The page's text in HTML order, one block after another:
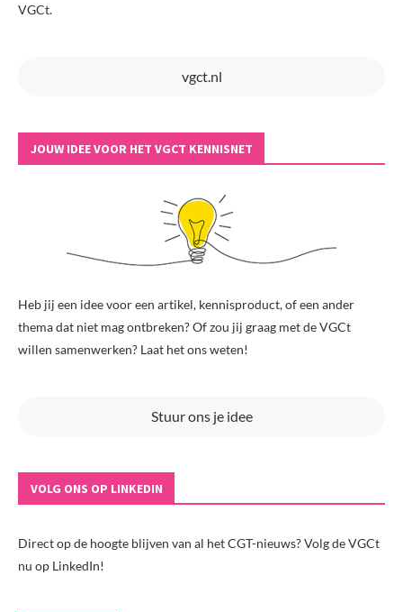
VGCt.
vgct.nl
JOUW IDEE VOOR HET VGCT KENNISNET
Heb jij een idee voor een artikel, kennisproduct, of een ander
thema dat niet mag ontbreken? Of zou jij graag met de VGCt
willen samenwerken? Laat het ons weten!
Stuur ons je idee
VOLG ONS OP LINKEDIN
Direct op de hoogte blijven van al het CGT-nieuws? Volg de VGCt
nu op LinkedIn!